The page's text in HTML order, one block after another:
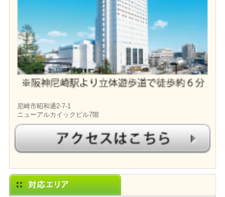
尼崎市昭和通2-7-1
ニューアルカイックビル7階